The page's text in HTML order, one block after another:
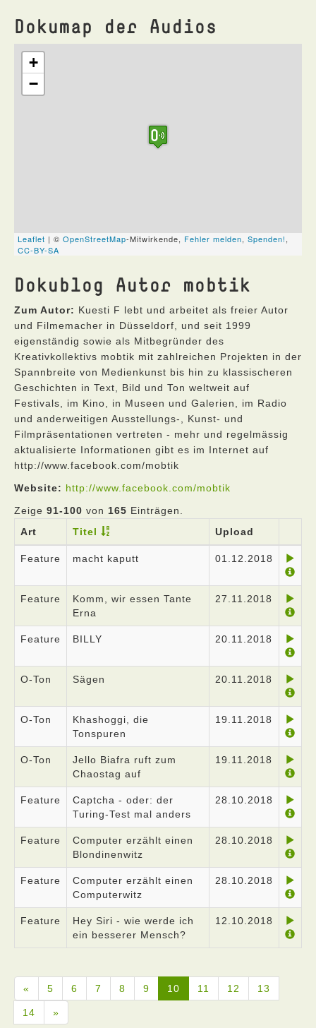
Dokumap der Audios
Dokublog Autor mobtik
Zum Autor: Kuesti F lebt und arbeitet als freier Autor
und Filmemacher in Düsseldorf, und seit 1999
eigenständig sowie als Mitbegründer des
Kreativkollektivs mobtik mit zahlreichen Projekten in der
Spannbreite von Medienkunst bis hin zu klassischeren
Geschichten in Text, Bild und Ton weltweit auf
Festivals, im Kino, in Museen und Galerien, im Radio
und anderweitigen Ausstellungs-, Kunst- und
Filmpräsentationen vertreten - mehr und regelmässig
aktualisierte Informationen gibt es im Internet auf
http://www.facebook.com/mobtik
Website: http://www.facebook.com/mobtik
Zeige 91-100 von 165 Einträgen.
Art
Titel Upload
Feature macht kaputt 01.12.2018
Feature
Komm, wir essen Tante
Erna
27.11.2018
Feature BILLY 20.11.2018
O-Ton Sägen 20.11.2018
O-Ton
Khashoggi, die
Tonspuren
19.11.2018
O-Ton
Jello Biafra ruft zum
Chaostag auf
19.11.2018
Feature
Captcha - oder: der
Turing-Test mal anders
28.10.2018
Feature
Computer erzählt einen
Blondinenwitz
28.10.2018
Feature
Computer erzählt einen
Computerwitz
28.10.2018
Feature
Hey Siri - wie werde ich
ein besserer Mensch?
12.10.2018
« 5 6 7 8 9 10 11 12 13
14 »